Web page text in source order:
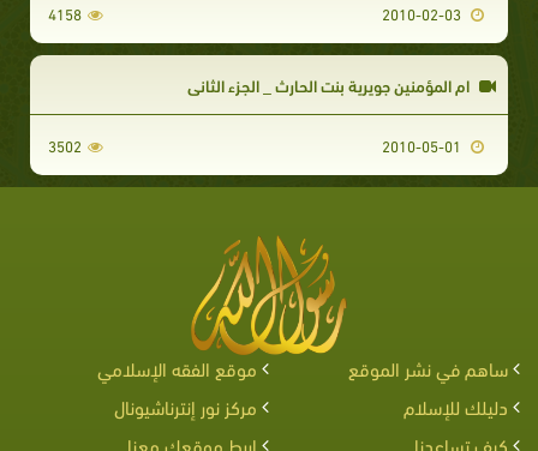
4158
ام المؤمنين جويرية بنت الحارث _ الجزء الثاني
3502
ساهم في نشر الموقع
موقع الفقه الإسلامي
دليلك للإسلام
مركز نور إنترناشيونال
كيف تساعدنا
اربط موقعك معنا